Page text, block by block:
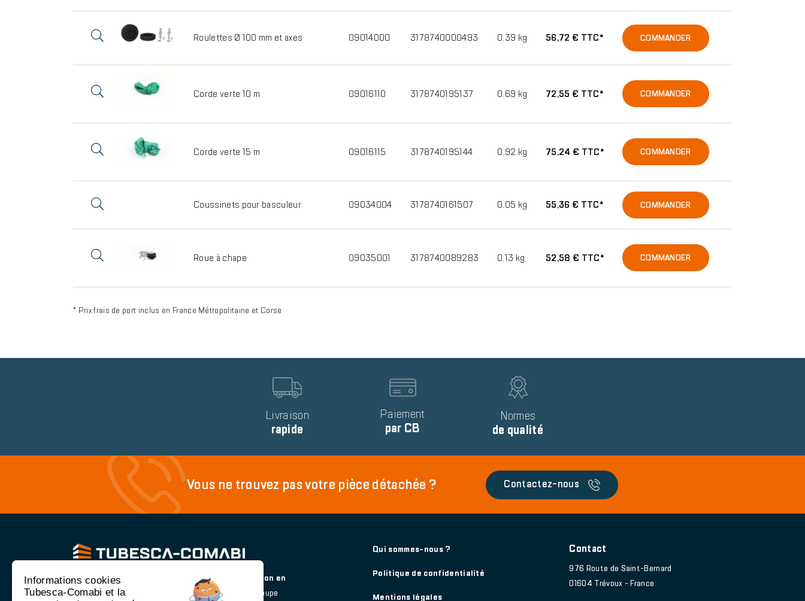
Roulettes Ø 100 mm et axes 09014000 3178740000493 0.39 kg 56,72 € TTC* COMMANDER
Corde verte 10 m 09016110 3178740195137 0.69 kg 72,55 € TTC* COMMANDER
Corde verte 15 m 09016115 3178740195144 0.92 kg 75,24 € TTC* COMMANDER
Coussinets pour basculeur 09034004 3178740161507 0.05 kg 55,36 € TTC* COMMANDER
Roue à chape 09035001 3178740089283 0.13 kg 52,58 € TTC* COMMANDER
* Prix frais de port inclus en France Métropolitaine et Corse
Livraison
rapide
Paiement
par CB
Normes
de qualité
Vous ne trouvez pas votre pièce détachée ? Contactez-nous
Spécialiste de l’
accès, du travail et de la protection en
hauteur. Tubesca-Comabi est une entreprise du groupe
Footer
main
Qui sommes-nous ?
Politique de confidentialité
Mentions légales
Contact
976 Route de Saint-Bernard
01604 Trévoux - France
Informations cookies
Tubesca-Comabi et la